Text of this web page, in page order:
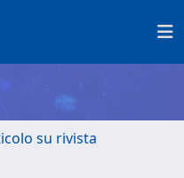
su rivista